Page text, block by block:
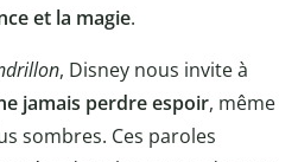
et la magie.
, Disney nous invite à
jamais perdre espoir, même
sombres. Ces paroles